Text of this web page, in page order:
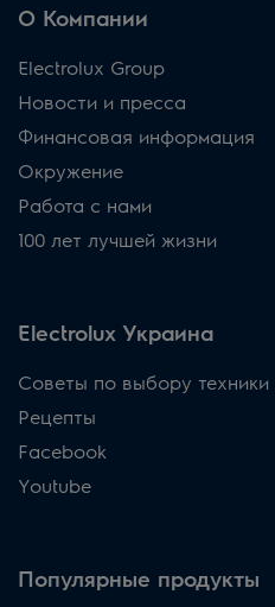
О Компании
Electrolux Group
Новости и пресса
Финансовая информация
Окружение
Работа с нами
100 лет лучшей жизни
Electrolux Украина
Советы по выбору техники
Рецепты
Facebook
Youtube
Популярные продукты